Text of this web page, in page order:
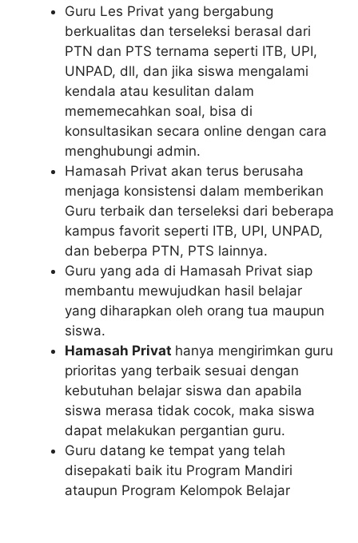
Guru Les Privat yang bergabung
berkualitas dan terseleksi berasal dari
PTN dan PTS ternama seperti ITB, UPI,
UNPAD, dll, dan jika siswa mengalami
kendala atau kesulitan dalam
mememecahkan soal, bisa di
konsultasikan secara online dengan cara
menghubungi admin.
Hamasah Privat akan terus berusaha
menjaga konsistensi dalam memberikan
Guru terbaik dan terseleksi dari beberapa
kampus favorit seperti ITB, UPI, UNPAD,
dan beberpa PTN, PTS lainnya.
Guru yang ada di Hamasah Privat siap
membantu mewujudkan hasil belajar
yang diharapkan oleh orang tua maupun
siswa.
Hamasah Privat hanya mengirimkan guru
prioritas yang terbaik sesuai dengan
kebutuhan belajar siswa dan apabila
siswa merasa tidak cocok, maka siswa
dapat melakukan pergantian guru.
Guru datang ke tempat yang telah
disepakati baik itu Program Mandiri
ataupun Program Kelompok Belajar